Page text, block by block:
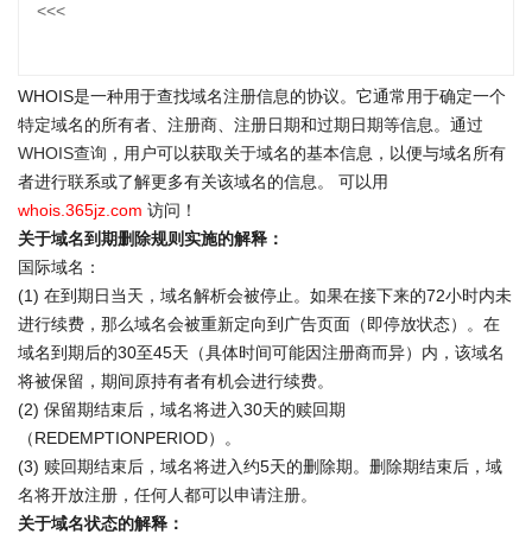
<<<
WHOIS是一种用于查找域名注册信息的协议。它通常用于确定一个
特定域名的所有者、注册商、注册日期和过期日期等信息。通过
WHOIS查询 ，用户可以获取关于域名的基本信息，以便与域名所有
者进行联系或了解更多有关该域名的信息。 可以用
whois.365jz.com 访问！
关于域名到期删除规则实施的解释：
国际域名：
(1) 在到期日当天，域名解析会被停止。如果在接下来的72小时内未
进行续费，那么域名会被重新定向到广告页面（即停放状态）。在
域名到期后的30至45天（具体时间可能因注册商而异）内，该域名
将被保留，期间原持有者有机会进行续费。
(2) 保留期结束后，域名将进入30天的赎回期
（REDEMPTIONPERIOD）。
(3) 赎回期结束后，域名将进入约5天的删除期。删除期结束后，域
名将开放注册，任何人都可以申请注册。
关于域名状态的解释：